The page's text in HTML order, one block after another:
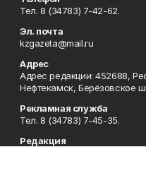
Тел. 8 (34783) 7-42-62.
Эл. почта
kzgazeta@mail.ru
Адрес
Адрес редакции: 452688,
Нефтекамск, Берёзовское
Рекламная служба
Тел. 8 (34783) 7-45-35.
Редакция